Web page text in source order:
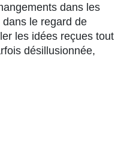
dans les
le regard de
les idées reçues tout
désillusionnée,